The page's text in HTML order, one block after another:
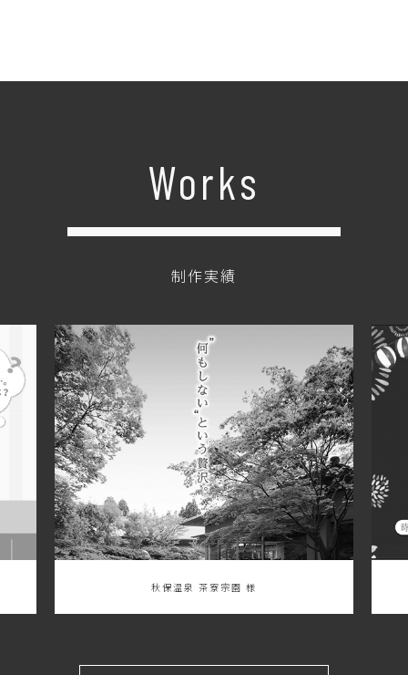
Works
制作実績